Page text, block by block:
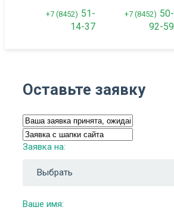
+7 (8452) 51-
14-37
+7 (8452) 50-
92-59
Оставьте заявку
Заявка на:
Ваше имя: